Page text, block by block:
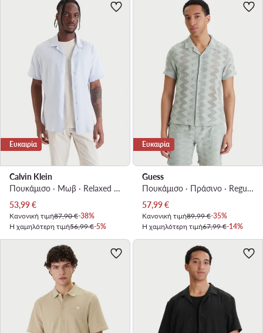
Ευκαιρία
Calvin Klein
Πουκάμισο · Μωβ · Relaxed Fit
Τρέχουσα τιμή
53,99€
Κανονική τιμή87,90 €-38%
Η χαμηλότερη τιμή56,99 €-5%
Ευκαιρία
Guess
Πουκάμισο · Πράσινο · Regular Fit
Τρέχουσα τιμή
57,99€
Κανονική τιμή89,99 €-35%
Η χαμηλότερη τιμή67,99 €-14%